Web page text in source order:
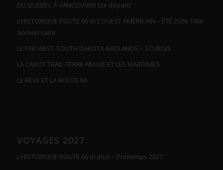
DU QUEBEC À VANCOUVER (2e départ)
L’HISTORIQUE ROUTE 66 et L’OUEST AMÉRICAIN – ÉTÉ 2026 100e
anniversaire
LE FAR WEST-SOUTH DAKOTA-BADLANDS – STURGIS
LA CABOT TRAIL-TERRE-NEUVE ET LES MARITIMES
LE RÊVE ET LA ROUTE 66
VOYAGES 2027
L’HISTORIQUE ROUTE 66 et plus – Printemps 2027